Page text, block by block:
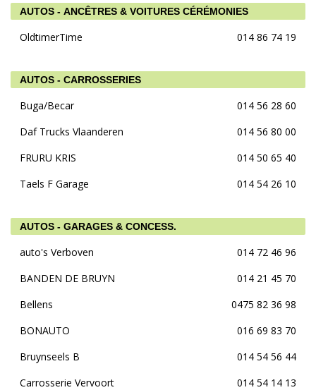
AUTOS - ANCÊTRES & VOITURES CÉRÉMONIES
OldtimerTime 014 86 74 19
AUTOS - CARROSSERIES
Buga/Becar
014 56 28 60
Daf Trucks Vlaanderen
014 56 80 00
FRURU KRIS
014 50 65 40
Taels F Garage
014 54 26 10
AUTOS - GARAGES & CONCESS.
auto's Verboven
014 72 46 96
BANDEN DE BRUYN
014 21 45 70
Bellens
0475 82 36 98
BONAUTO
016 69 83 70
Bruynseels B
014 54 56 44
Carrosserie Vervoort
014 54 14 13